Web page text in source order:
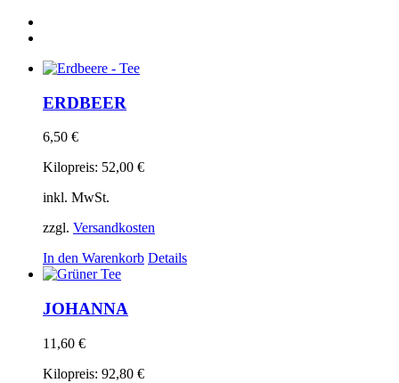
ERDBEER
6,50 €
Kilopreis: 52,00 €
inkl. MwSt.
zzgl. Versandkosten
In den Warenkorb Details
JOHANNA
11,60 €
Kilopreis: 92,80 €